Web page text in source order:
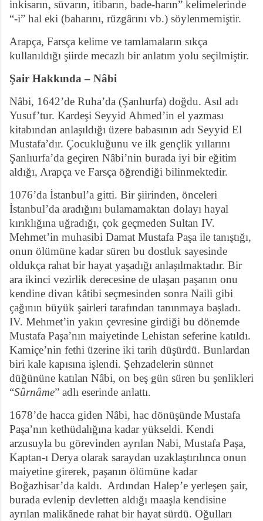
inkisarın, süvarın, itibarın, bade-harın” kelimelerinde
“-i” hal eki (baharını, rüzgârını vb.) söylenmemiştir.
Arapça, Farsça kelime ve tamlamaların sıkça
kullanıldığı şiirde mecazlı bir anlatım yolu seçilmiştir.
Şair Hakkında – Nâbi
Nâbi, 1642’de Ruha’da (Şanlıurfa) doğdu. Asıl adı
Yusuf’tur. Kardeşi Seyyid Ahmed’in el yazması
kitabından anlaşıldığı üzere babasının adı Seyyid El
Mustafa’dır. Çocukluğunu ve ilk gençlik yıllarını
Şanlıurfa’da geçiren Nâbi’nin burada iyi bir eğitim
aldığı, Arapça ve Farsça öğrendiği bilinmektedir.
1076’da İstanbul’a gitti. Bir şiirinden, önceleri
İstanbul’da aradığını bulamamaktan dolayı hayal
kırıklığına uğradığı, çok geçmeden Sultan IV.
Mehmet’in muhasibi Damat Mustafa Paşa ile tanıştığı,
onun ölümüne kadar süren bu dostluk sayesinde
oldukça rahat bir hayat yaşadığı anlaşılmaktadır. Bir
ara ikinci vezirlik derecesine de ulaşan paşanın onu
kendine divan kâtibi seçmesinden sonra Naili gibi
çağının büyük şairleri tarafından tanınmaya başladı.
IV. Mehmet’in yakın çevresine girdiği bu dönemde
Mustafa Paşa’nın maiyetinde Lehistan seferine katıldı.
Kamiçe’nin fethi üzerine iki tarih düşürdü. Bunlardan
biri kale kapısına işlendi. Şehzadelerin sünnet
düğününe katılan Nâbi, on beş gün süren bu şenlikleri
“Sûrnâme” adlı eserinde anlattı.
1678’de hacca giden Nâbi, hac dönüşünde Mustafa
Paşa’nın kethüdalığına kadar yükseldi. Kendi
arzusuyla bu görevinden ayrılan Nabi, Mustafa Paşa,
Kaptan-ı Derya olarak saraydan uzaklaştırılınca onun
maiyetine girerek, paşanın ölümüne kadar
Boğazhisar’da kaldı. Ardından Halep’e yerleşen şair,
burada evlenip devletten aldığı maaşla kendisine
ayrılan malikânede rahat bir hayat sürdü. Oğulları